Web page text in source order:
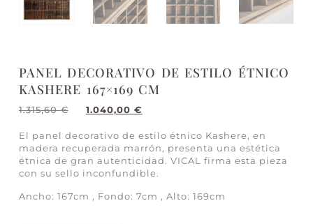
PANEL DECORATIVO DE ESTILO ÉTNICO
KASHERE 167×169 CM
1.315,60€ 1.040,00 €
El panel decorativo de estilo étnico Kashere, en
madera recuperada marrón, presenta una estética
étnica de gran autenticidad. VICAL firma esta pieza
con su sello inconfundible.
Ancho: 167cm , Fondo: 7cm , Alto: 169cm